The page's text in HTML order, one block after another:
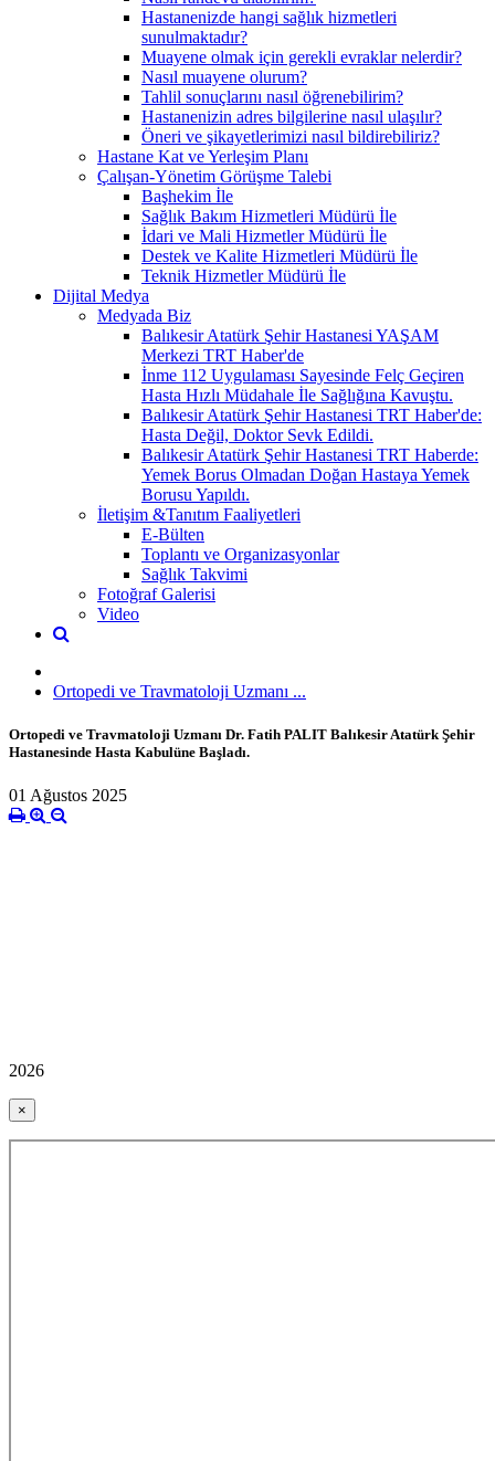
Hastanenizde hangi sağlık hizmetleri
sunulmaktadır?
Muayene olmak için gerekli evraklar nelerdir?
Nasıl muayene olurum?
Tahlil sonuçlarını nasıl öğrenebilirim?
Hastanenizin adres bilgilerine nasıl ulaşılır?
Öneri ve şikayetlerimizi nasıl bildirebiliriz?
Hastane Kat ve Yerleşim Planı
Çalışan-Yönetim Görüşme Talebi
Başhekim İle
Sağlık Bakım Hizmetleri Müdürü İle
İdari ve Mali Hizmetler Müdürü İle
Destek ve Kalite Hizmetleri Müdürü İle
Teknik Hizmetler Müdürü İle
Dijital Medya
Medyada Biz
Balıkesir Atatürk Şehir Hastanesi YAŞAM
Merkezi TRT Haber'de
İnme 112 Uygulaması Sayesinde Felç Geçiren
Hasta Hızlı Müdahale İle Sağlığına Kavuştu.
Balıkesir Atatürk Şehir Hastanesi TRT Haber'de:
Hasta Değil, Doktor Sevk Edildi.
Balıkesir Atatürk Şehir Hastanesi TRT Haberde:
Yemek Borus Olmadan Doğan Hastaya Yemek
Borusu Yapıldı.
İletişim &Tanıtım Faaliyetleri
E-Bülten
Toplantı ve Organizasyonlar
Sağlık Takvimi
Fotoğraf Galerisi
Video
Ortopedi ve Travmatoloji Uzmanı ...
Ortopedi ve Travmatoloji Uzmanı Dr. Fatih PALIT Balıkesir Atatürk Şehir
Hastanesinde Hasta Kabulüne Başladı.
01 Ağustos 2025
2026
×